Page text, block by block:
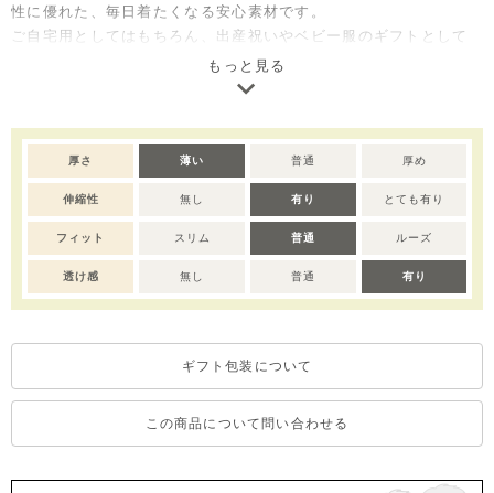
性に優れた、毎日着たくなる安心素材です。
ご自宅用としてはもちろん、出産祝いやベビー服のギフトとして
も喜ばれるセットアイテムです。
さい。80サイズ：全開き、90-110サイズ：肩部分開き、120サイ
ズ：ボタン無し。
※撮影･モニター環境等により実際の商品の色味と異なって見える
場合がございます。
※濃色部分は、摩擦や汗・雨などにより、他の衣類や下着、バッ
グ等に色移りする場合がございます。淡色のものとの組み合わせ
や着用の際は、十分ご注意ください。
※色移りを防ぐため、手洗い後はタオルで軽く水気を取り、形を
もっと見る
厚さ 薄い 普通 厚め
伸縮性 無し 有り とても有り
フィット スリム 普通 ルーズ
透け感 無し 普通 有り
ギフト包装について
この商品について問い合わせる